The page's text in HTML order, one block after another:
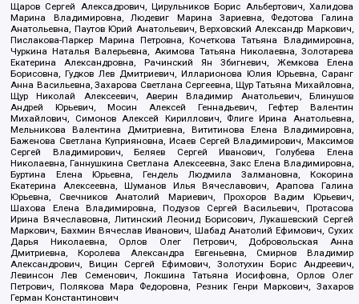
Щаров Сергей Алексадрович, Цирульников Борис Альбертович, Халидова
Марина Владимировна, Людевиг Марина Зариевна, Федотова Галина
Анатольевна, Паутов Юрий Анатольевич, Верховский Александр Маркович,
Пислакова-Паркер Марина Петровна, Кочеткова Татьяна Владимировна,
Чуркина Наталья Валерьевна, Акимова Татьяна Николаевна, Золотарева
Екатерина Александровна, Рачинский Ян Збигневич, Жемкова Елена
Борисовна, Гудков Лев Дмитриевич, Илларионова Юлия Юрьевна, Саранг
Анна Васильевна, Захарова Светлана Сергеевна, Щур Татьяна Михайловна,
Щур Николай Алексеевич, Аверин Владимир Анатольевич, Блинушов
Андрей Юрьевич, Мосин Алексей Геннадьевич, Гефтер Валентин
Михайлович, Симонов Алексей Кириллович, Флиге Ирина Анатольевна,
Мельникова Валентина Дмитриевна, Вититинова Елена Владимировна,
Баженова Светлана Куприяновна, Исаев Сергей Владимирович, Максимов
Сергей Владимирович, Беляев Сергей Иванович, Голубева Елена
Николаевна, Ганнушкина Светлана Алексеевна, Закс Елена Владимировна,
Буртина Елена Юрьевна, Гендель Людмила Залмановна, Кокорина
Екатерина Алексеевна, Шуманов Илья Вячеславович, Арапова Галина
Юрьевна, Свечников Анатолий Мариевич, Прохоров Вадим Юрьевич,
Шахова Елена Владимировна, Подузов Сергей Васильевич, Протасова
Ирина Вячеславовна, Литинский Леонид Борисович, Лукашевский Сергей
Маркович, Бахмин Вячеслав Иванович, Шабад Анатолий Ефимович, Сухих
Дарья Николаевна, Орлов Олег Петрович, Добровольская Анна
Дмитриевна, Королева Александра Евгеньевна, Смирнов Владимир
Александрович, Вицин Сергей Ефимович, Золотухин Борис Андреевич,
Левинсон Лев Семенович, Локшина Татьяна Иосифовна, Орлов Олег
Петрович, Полякова Мара Федоровна, Резник Генри Маркович, Захаров
Герман Константинович